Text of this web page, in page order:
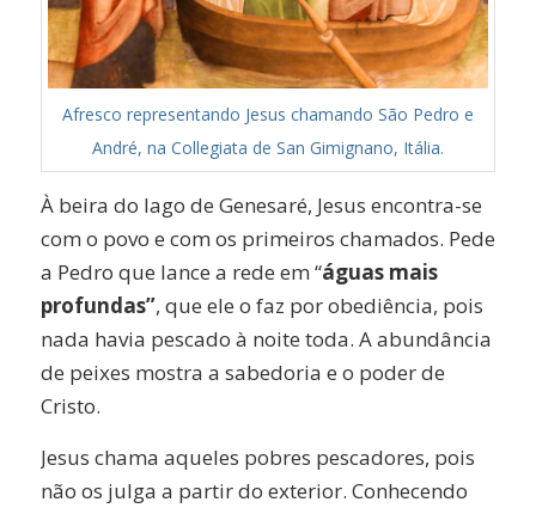
Afresco representando Jesus chamando São Pedro e
André, na Collegiata de San Gimignano, Itália.
À beira do lago de Genesaré, Jesus encontra-se
com o povo e com os primeiros chamados. Pede
a Pedro que lance a rede em “águas mais
profundas”, que ele o faz por obediência, pois
nada havia pescado à noite toda. A abundância
de peixes mostra a sabedoria e o poder de
Cristo.
Jesus chama aqueles pobres pescadores, pois
não os julga a partir do exterior. Conhecendo